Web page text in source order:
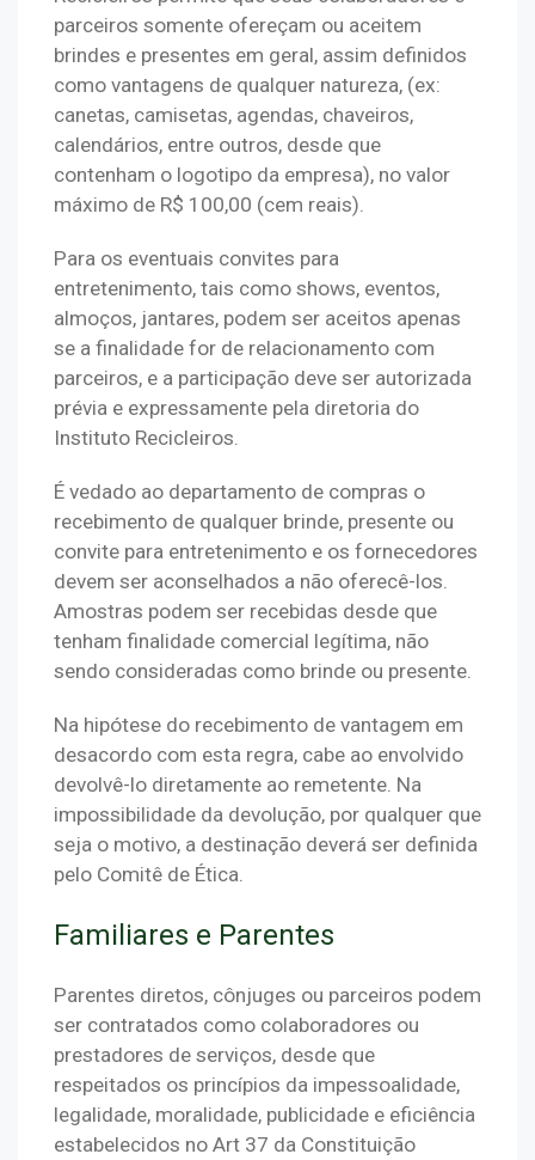
parceiros somente ofereçam ou aceitem
brindes e presentes em geral, assim definidos
como vantagens de qualquer natureza, (ex:
canetas, camisetas, agendas, chaveiros,
calendários, entre outros, desde que
contenham o logotipo da empresa), no valor
máximo de R$ 100,00 (cem reais).
Para os eventuais convites para
entretenimento, tais como shows, eventos,
almoços, jantares, podem ser aceitos apenas
se a finalidade for de relacionamento com
parceiros, e a participação deve ser autorizada
prévia e expressamente pela diretoria do
Instituto Recicleiros.
É vedado ao departamento de compras o
recebimento de qualquer brinde, presente ou
convite para entretenimento e os fornecedores
devem ser aconselhados a não oferecê-los.
Amostras podem ser recebidas desde que
tenham finalidade comercial legítima, não
sendo consideradas como brinde ou presente.
Na hipótese do recebimento de vantagem em
desacordo com esta regra, cabe ao envolvido
devolvê-lo diretamente ao remetente. Na
impossibilidade da devolução, por qualquer que
seja o motivo, a destinação deverá ser definida
pelo Comitê de Ética.
Familiares e Parentes
Parentes diretos, cônjuges ou parceiros podem
ser contratados como colaboradores ou
prestadores de serviços, desde que
respeitados os princípios da impessoalidade,
legalidade, moralidade, publicidade e eficiência
estabelecidos no Art 37 da Constituição